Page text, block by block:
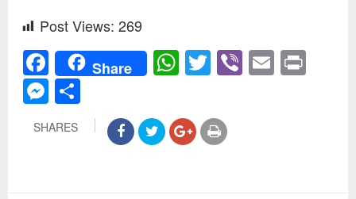
Post Views: 269
Facebook
Share WhatsApp
Twitter
Viber
Email
Messenger
SHARES